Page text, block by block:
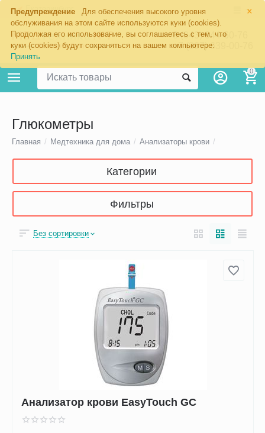
×
Предупреждение
Для обеспечения высокого уровня
обслуживания на этом сайте используются куки (cookies).
Продолжая его использование, вы соглашаетесь с тем, что
куки (cookies) будут сохраняться на вашем компьютере:
Принять
Екатеринбург
8 (343) 344-60-76
+7 (967) 639-00-76
0
Глюкометры
Главная / Медтехника для дома / Анализаторы крови /
Категории
Фильтры
Без сортировки
Анализатор крови EasyTouch GC